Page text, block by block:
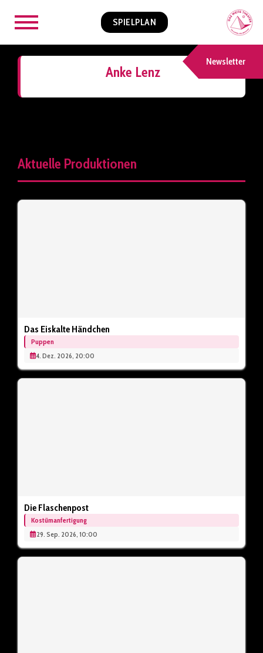
SPIELPLAN
Newsletter
Anke Lenz
Aktuelle Produktionen
Das Eiskalte Händchen
Puppen
4. Dez. 2026, 20:00
Die Flaschenpost
Kostümanfertigung
29. Sep. 2026, 10:00